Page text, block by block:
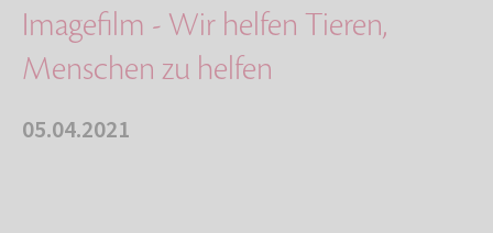
Imagefilm - Wir helfen Tieren,
Menschen zu helfen
05.04.2021